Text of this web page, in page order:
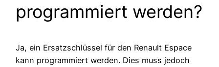
programmiert werden?
Ja, ein Ersatzschlüssel für den Renault Espace
kann programmiert werden. Dies muss jedoch